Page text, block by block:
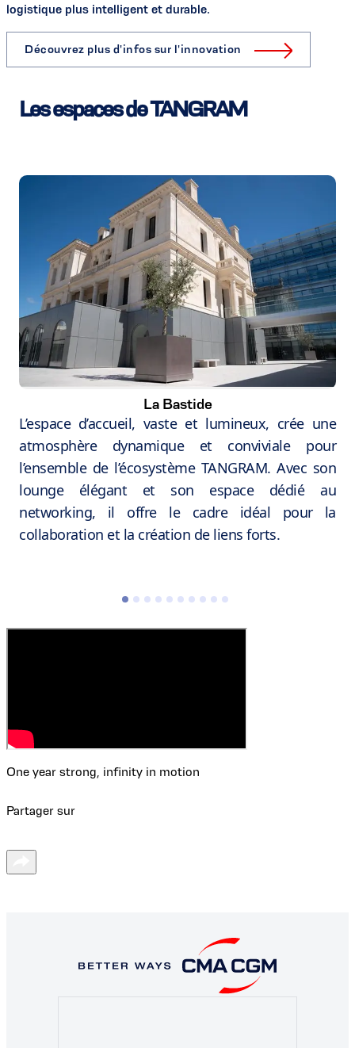
logistique plus intelligent et durable.
Découvrez plus d'infos sur l'innovation
Les espaces de TANGRAM
La Bastide
L’espace d’accueil, vaste et lumineux, crée une
atmosphère dynamique et conviviale pour
l’ensemble de l’écosystème TANGRAM. Avec son
lounge élégant et son espace dédié au
networking, il offre le cadre idéal pour la
collaboration et la création de liens forts.
One year strong, infinity in motion
Partager sur